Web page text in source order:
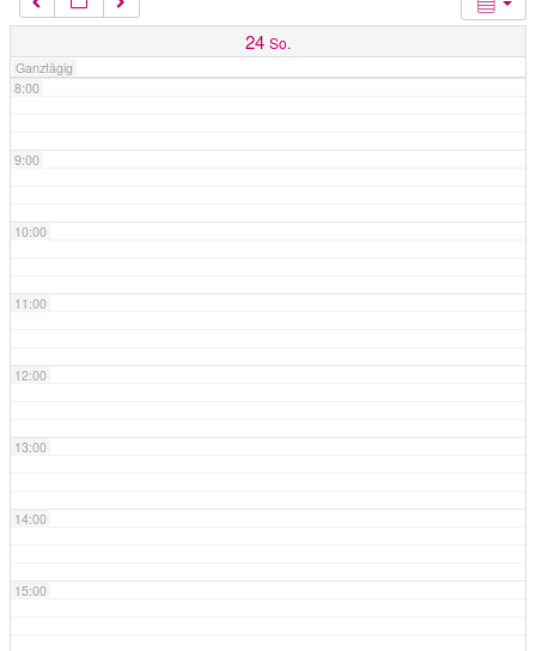
24 So.
Ganztägig
7:00
8:00
9:00
10:00
11:00
12:00
13:00
14:00
15:00